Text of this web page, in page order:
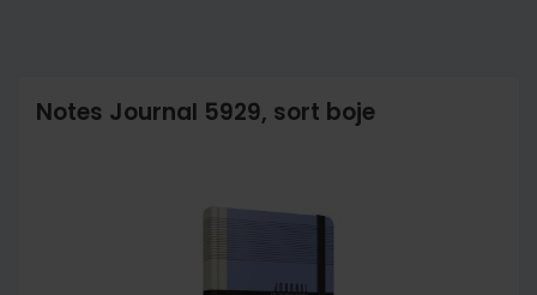
Notes Journal 5929, sort boje